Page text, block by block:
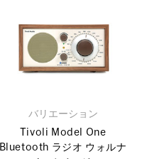
バリエーション
Tivoli Model One
Bluetooth ラジオ ウォルナ